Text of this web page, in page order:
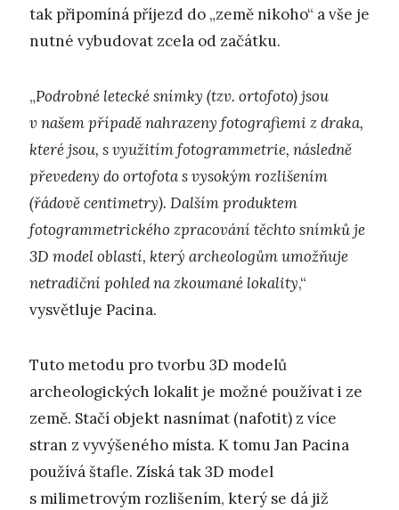
tak připomíná příjezd do „země nikoho“ a vše je
nutné vybudovat zcela od začátku.
„Podrobné letecké snímky (tzv. ortofoto) jsou
v našem případě nahrazeny fotografiemi z draka,
které jsou, s využitím fotogrammetrie, následně
převedeny do ortofota s vysokým rozlišením
(řádově centimetry). Dalším produktem
fotogrammetrického zpracování těchto snímků je
3D model oblastí, který archeologům umožňuje
netradiční pohled na zkoumané lokality,“
vysvětluje Pacina.
Tuto metodu pro tvorbu 3D modelů
archeologických lokalit je možné používat i ze
země. Stačí objekt nasnímat (nafotit) z více
stran z vyvýšeného místa. K tomu Jan Pacina
používá štafle. Získá tak 3D model
s milimetrovým rozlišením, který se dá již